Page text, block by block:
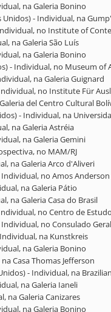
na Galeria Bonino
Unidos) - Individual, na
no Institute of
na Galeria São Luís
na Galeria Bonino
- Individual, no Museum of
na Galeria Guignard
no Institute Für
del Centro Cultural
- Individual, na
na Galeria Astréia
na Galeria Gemini
no MAM/RJ
na Galeria Arco d'Aliveri
no Amos
na Galeria Pátio
na Galeria Casa do Brasil
no Centro de
no Consulado
na Kunstkreis
na Galeria Bonino
Casa Thomas Jefferson
- Individual, na
na Galeria Ianeli
na Galeria Canizares
na Galeria Bonino